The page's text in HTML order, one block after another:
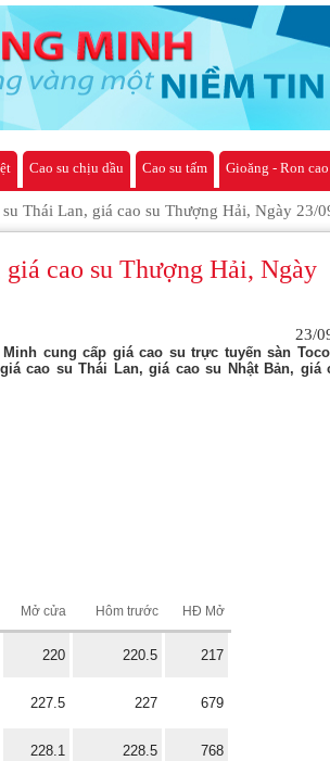
Cao su chịu dầu Cao su tấm Gioăng - Ron cao
Thái Lan, giá cao su Thượng Hải, Ngày 23/
cao su Thượng Hải, Ngày
23/
cung cấp giá cao su trực tuyến sàn
cao su Thái Lan, giá cao su Nhật Bản, giá
Mở cửa Hôm trước HĐ Mở
220 220.5 217
227.5 227 679
228.1 228.5 768